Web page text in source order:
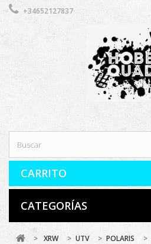
+34652127837
CARRITO
CATEGORÍAS
> XRW > UTV > POLARIS >